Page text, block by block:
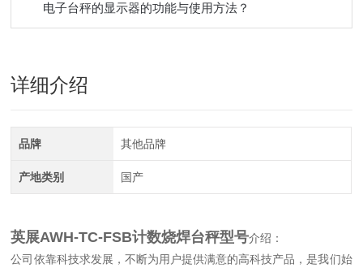
电子台秤的显示器的功能与使用方法？
详细介绍
品牌 其他品牌
产地类别 国产
英展AWH-TC-FSB计数烧焊台秤型号介绍：
公司依靠科技求发展，不断为用户提供满意的高科技产品，是我们始